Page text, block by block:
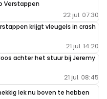
Verstappen
22 jul. 07:30
krijgt vleugels in crash
21 jul. 14:20
achter het stuur bij Jeremy
21 jul. 08:45
lek nu boven te hebben